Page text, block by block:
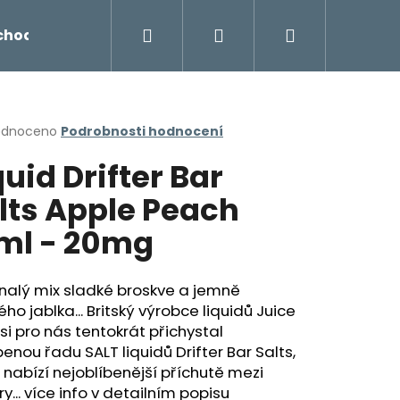
Napište námPřihlášení
Podrobnosti hodnocení
Drifter Bar
Apple Peach
- 20mg
mix sladké broskve a jemně
jablka... Britský výrobce liquidů Juice
pro nás tentokrát přichystal
řadu SALT liquidů Drifter Bar Salts,
nejoblíbenější příchutě mezi
více info v detailním popisu
Následující